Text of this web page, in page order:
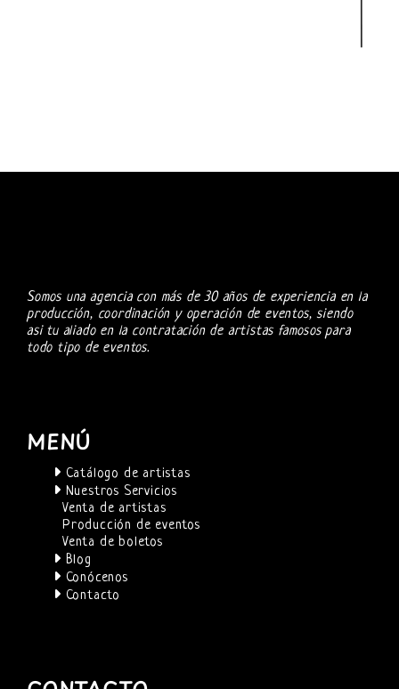
Somos una agencia con más de 30 años de experiencia en la
producción, coordinación y operación de eventos, siendo
asi tu aliado en la contratación de artistas famosos para
todo tipo de eventos.
MENÚ
Catálogo de artistas
Nuestros Servicios
Venta de artistas
Producción de eventos
Venta de boletos
Blog
Conócenos
Contacto